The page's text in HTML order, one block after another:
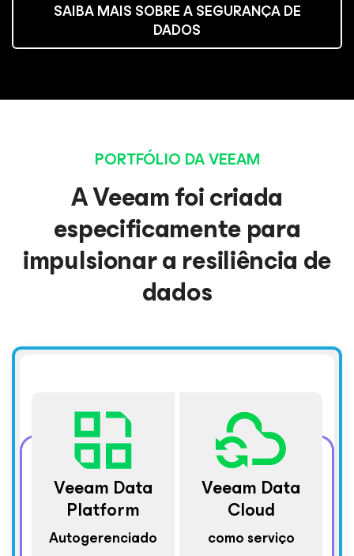
SAIBA MAIS SOBRE A SEGURANÇA DE
DADOS
PORTFÓLIO DA VEEAM
A Veeam foi criada
especificamente para
impulsionar a resiliência de
dados
Veeam Data
Platform
Autogerenciado
Veeam Data
Cloud
como serviço